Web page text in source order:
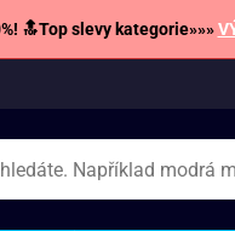
🔝Top slevy kategorie»»»